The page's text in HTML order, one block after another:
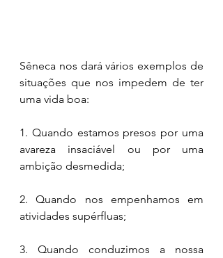
Sêneca nos dará vários exemplos de
situações que nos impedem de ter
uma vida boa:
1. Quando estamos presos por uma
avareza insaciável ou por uma
ambição desmedida;
2. Quando nos empenhamos em
atividades supérfluas;
3. Quando conduzimos a nossa